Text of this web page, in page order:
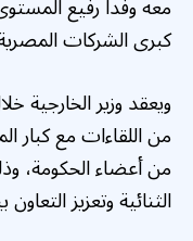
كبرى الشركات
ويعقد وزير الخارجية
من اللقاءات مع كبار
من أعضاء الحكومة،
الثنائية وتعزيز